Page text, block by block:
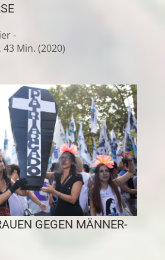
-
Min. (2020)
GEGEN MÄNNER-